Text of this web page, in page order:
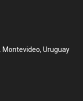
Montevideo, Uruguay